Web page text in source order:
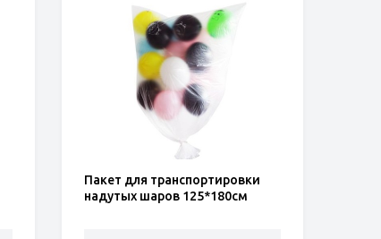
Пакет для транспортировки
надутых шаров 125*180см